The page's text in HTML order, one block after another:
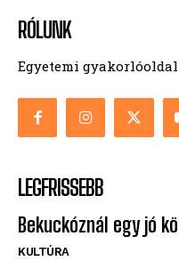
RÓLUNK
Egyetemi gyakorlóoldal
LEGFRISSEBB
Bekuckóznál egy jó
KULTÚRA